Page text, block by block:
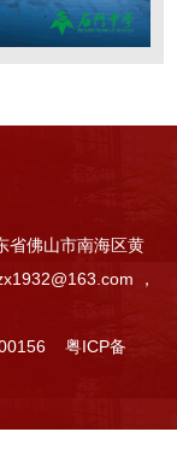
省佛山市南海区黄
，
粤ICP备